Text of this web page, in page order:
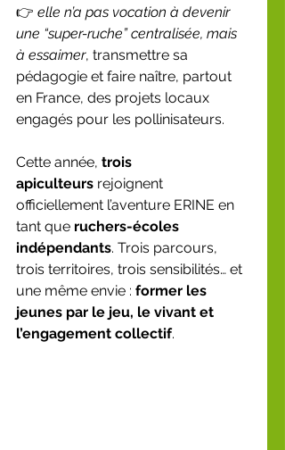
👉 elle n’a pas vocation à devenir
une “super-ruche” centralisée, mais
à essaimer, transmettre sa
pédagogie et faire naître, partout
en France, des projets locaux
engagés pour les pollinisateurs.
Cette année, trois
apiculteurs rejoignent
officiellement l’aventure ERINE en
tant que ruchers-écoles
indépendants. Trois parcours,
trois territoires, trois sensibilités… et
une même envie : former les
jeunes par le jeu, le vivant et
l’engagement collectif.